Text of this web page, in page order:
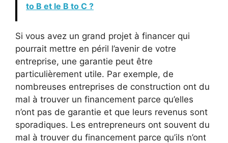
to B et le B to C ?
Si vous avez un grand projet à financer qui
pourrait mettre en péril l’avenir de votre
entreprise, une garantie peut être
particulièrement utile. Par exemple, de
nombreuses entreprises de construction ont du
mal à trouver un financement parce qu’elles
n’ont pas de garantie et que leurs revenus sont
sporadiques. Les entrepreneurs ont souvent du
mal à trouver du financement parce qu’ils n’ont